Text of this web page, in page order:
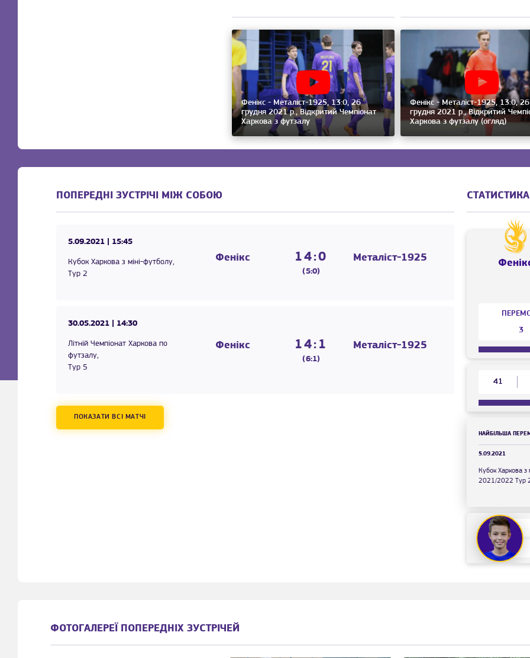
Фенікс - Металіст-1925, 13:0, 26
грудня 2021 р., Відкритий Чемпіонат
Харкова з футзалу
Фенікс - Металіст-1925, 13:0, 26
грудня 2021 р., Відкритий
Харкова з футзалу (огляд)
ПОПЕРЕДНІ ЗУСТРІЧІ МІЖ СОБОЮ
5.09.2021 | 15:45
Кубок Харкова з міні-футболу,
Тур 2
Фенікс 14:0
(5:0)
Металіст-1925
30.05.2021 | 14:30
Літній Чемпіонат Харкова по
футзалу,
Тур 5
Фенікс 14:1
(6:1)
Металіст-1925
ПОКАЗАТИ ВСІ МАТЧІ
3
41
НАЙБІЛЬША
5.09.2021
Кубок Харкова з
2021/2022 Тур
ФОТОГАЛЕРЕЇ ПОПЕРЕДНІХ ЗУСТРІЧЕЙ